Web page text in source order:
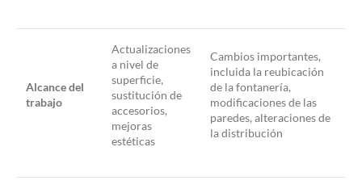
Alcance del
trabajo
Actualizaciones
a nivel de
superficie,
sustitución de
accesorios,
mejoras
estéticas
Cambios importantes,
incluida la reubicación
de la fontanería,
modificaciones de las
paredes, alteraciones de
la distribución